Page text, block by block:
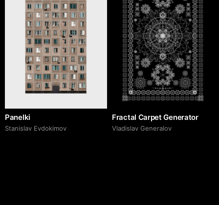
Panelki
Stanislav Evdokimov
Fractal Carpet Generator
Vladislav Generalov